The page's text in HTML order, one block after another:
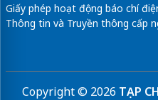
Giấy phép hoạt động báo chí
Thông tin và Truyền thông cấp
Copyright © 2026 TẠP